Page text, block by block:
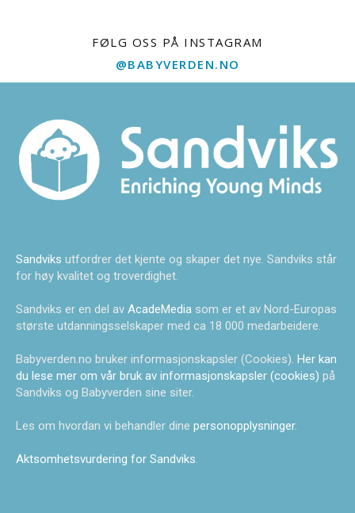
FØLG OSS PÅ INSTAGRAM
@BABYVERDEN.NO
Sandviks utfordrer det kjente og skaper det nye. Sandviks står
for høy kvalitet og troverdighet.
Sandviks er en del av AcadeMedia som er et av Nord-Europas
største utdanningsselskaper med ca 18 000 medarbeidere.
Babyverden.no bruker informasjonskapsler (Cookies). Her kan
du lese mer om vår bruk av informasjonskapsler (cookies) på
Sandviks og Babyverden sine siter.
Les om hvordan vi behandler dine personopplysninger.
Aktsomhetsvurdering for Sandviks.